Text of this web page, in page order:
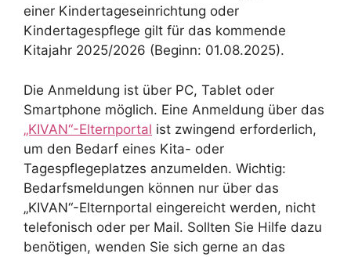
einer Kindertageseinrichtung oder
Kindertagespflege gilt für das kommende
Kitajahr 2025/2026 (Beginn: 01.08.2025).
Die Anmeldung ist über PC, Tablet oder
Smartphone möglich. Eine Anmeldung über das
„KIVAN“-Elternportal ist zwingend erforderlich,
um den Bedarf eines Kita- oder
Tagespflegeplatzes anzumelden. Wichtig:
Bedarfsmeldungen können nur über das
„KIVAN“-Elternportal eingereicht werden, nicht
telefonisch oder per Mail. Sollten Sie Hilfe dazu
benötigen, wenden Sie sich gerne an das